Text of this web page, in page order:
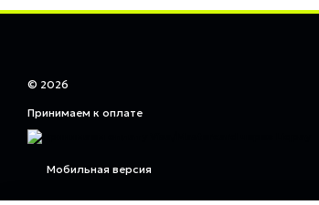
© 2026
Принимаем к оплате
Мобильная версия